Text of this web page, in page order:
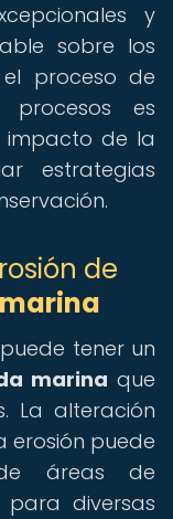
y
sobre los
proceso de
procesos es
de la
estrategias
de
tener un
marina que
La alteración
puede
áreas de
para diversas